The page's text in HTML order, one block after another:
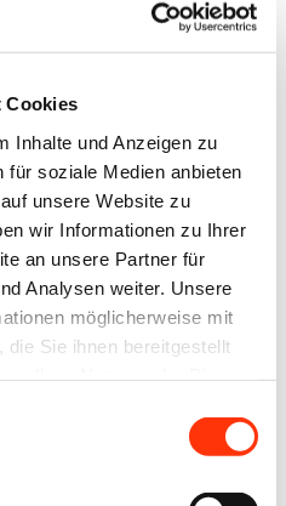
Cookies
Inhalte und Anzeigen zu
für soziale Medien anbieten
unsere Website zu
wir Informationen zu Ihrer
an unsere Partner für
Analysen weiter. Unsere
möglicherweise mit
Sie ihnen bereitgestellt
sich an der